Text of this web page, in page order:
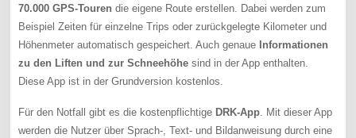
70.000 GPS-Touren die eigene Route erstellen. Dabei werden zum
Beispiel Zeiten für einzelne Trips oder zurückgelegte Kilometer und
Höhenmeter automatisch gespeichert. Auch genaue Informationen
zu den Liften und zur Schneehöhe sind in der App enthalten.
Diese App ist in der Grundversion kostenlos.
Für den Notfall gibt es die kostenpflichtige DRK-App . Mit dieser App
werden die Nutzer über Sprach-, Text- und Bildanweisung durch eine